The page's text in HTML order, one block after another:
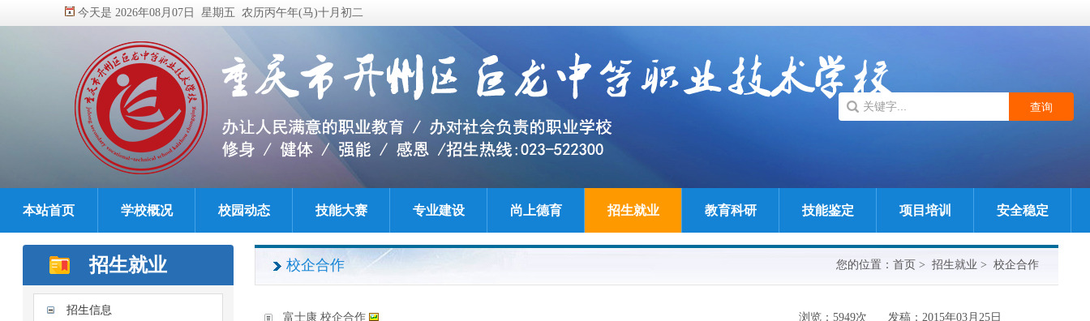
今天是 2026年08月07日 星期五 农历丙午年(马)十月初二
本站首页 学校概况 校园动态 技能大赛 专业建设 尚上德育 招生就业 教育科研 技能鉴定 项目培训 安全稳定
招生就业
招生信息
校企合作 您的位置： 首页 > 招生就业 > 校企合作
富士康 校企合作 浏览：5949次 发稿：2015年03月25日